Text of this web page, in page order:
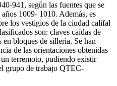
941, según las fuentes que se
1009- 1010. Además, es
los vestigios de la ciudad califal
son: claves caídas de
bloques de sillería. Se han
de las orientaciones obtenidas
terremoto, pudiendo existir
grupo de trabajo QTEC-